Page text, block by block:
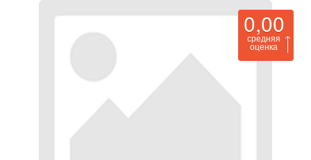
0,00
средняя
оценка